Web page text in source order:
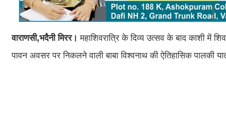
वाराणसी,भदैनी मिरर। महाशिवरात्रि के दिव्य उत्सव के बाद काशी में
पावन अवसर पर निकलने वाली बाबा विश्वनाथ की ऐतिहासिक पालकी